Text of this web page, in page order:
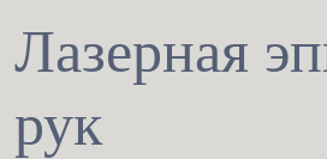
Лазерная
рук